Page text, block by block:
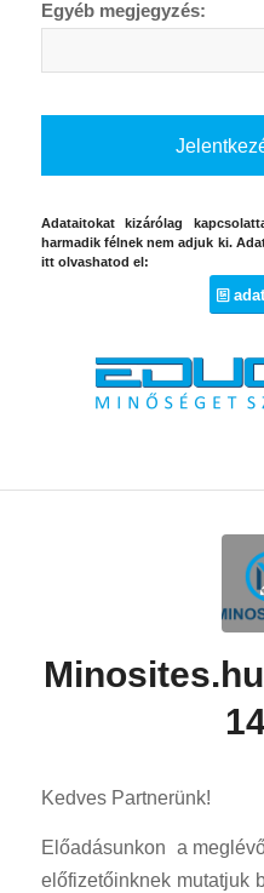
Egyéb megjegyzés:
Adataitokat kizárólag
harmadik félnek nem adjuk ki.
itt olvashatod el:
Kedves Partnerünk!
Előadásunkon a
előfizetőinknek mutatjuk